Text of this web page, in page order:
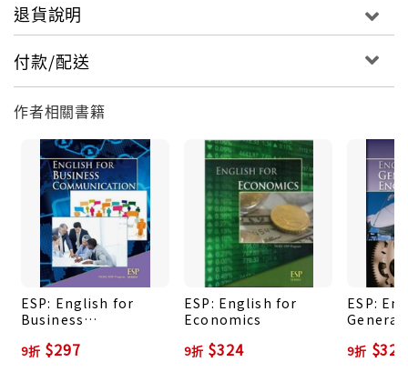
本書分四單元，介紹能源、光電、生物科技、奈米科技
產業的現況以及未來發展。
第一單元能源，探討石油危機、再生能源的重要、分析
二氧化碳捕集與封存的現況及未來發展。
第二單元討論光電產業中新科技的發展，像是高分子電
激發光顯示器(light-emitting polymer, i.e. LEP)、無
線光通訊的介紹與其應用、智慧型玻璃的介紹等。
第三單元探討臺灣生物科技產業的發展、介紹八零年代
生物科技如何成功地使用老鼠細胞替代人體細胞實驗、
「人類基因組計劃」與其未來可能的影響。
第四單元簡介奈米科技的起始、未來發展進程、以及奈
米收音機，此發明不僅將奈米科技從理論化為實用，未
來更有機會能應用在醫療領域。
退貨說明
付款/配送
作者相關書籍
ESP: English for
Business
9折 $297
ESP: English for
Economics
9折 $324
ESP:
9折 $324